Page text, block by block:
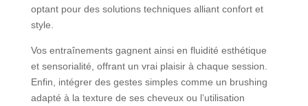
optant pour des solutions techniques alliant confort et
style.
Vos entraînements gagnent ainsi en fluidité esthétique
et sensorialité, offrant un vrai plaisir à chaque session.
Enfin, intégrer des gestes simples comme un brushing
adapté à la texture de ses cheveux ou l’utilisation